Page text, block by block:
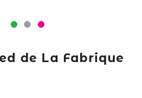
de La Fabrique